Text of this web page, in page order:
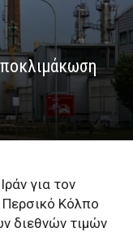
για τον
Κόλπο
διεθνών τιμών